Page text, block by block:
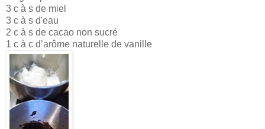
3 c à s de miel
3 c à s d'eau
2 c à s de cacao non sucré
1 c à c d’arôme naturelle de vanille